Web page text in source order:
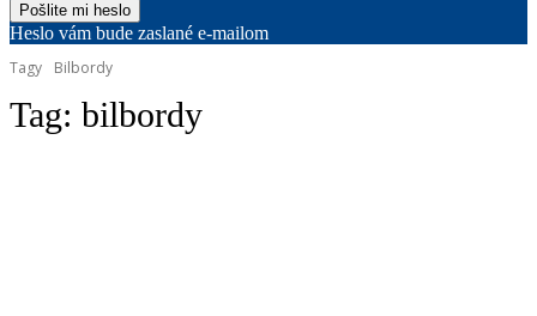
Heslo vám bude zaslané e-mailom
Tagy
Bilbordy
Tag: bilbordy